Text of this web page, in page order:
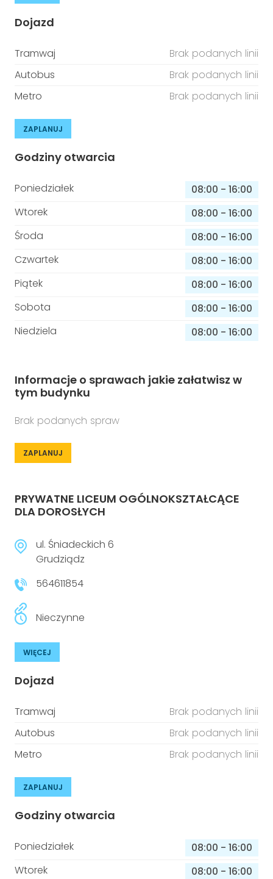
Dojazd
Tramwaj
Brak podanych linii
Autobus
Brak podanych linii
Metro
Brak podanych linii
ZAPLANUJ
Godziny otwarcia
Poniedziałek 08:00 - 16:00
Wtorek
08:00 - 16:00
Środa
08:00 - 16:00
Czwartek
08:00 - 16:00
Piątek
08:00 - 16:00
Sobota
08:00 - 16:00
Niedziela
08:00 - 16:00
Informacje o sprawach jakie załatwisz w
tym budynku
Brak podanych spraw
ZAPLANUJ
PRYWATNE LICEUM OGÓLNOKSZTAŁCĄCE
DLA DOROSŁYCH
ul. Śniadeckich 6
Grudziądz
564611854
Nieczynne
WIĘCEJ
Dojazd
Tramwaj
Brak podanych linii
Autobus
Brak podanych linii
Metro
Brak podanych linii
ZAPLANUJ
Godziny otwarcia
Poniedziałek 08:00 - 16:00
Wtorek
08:00 - 16:00